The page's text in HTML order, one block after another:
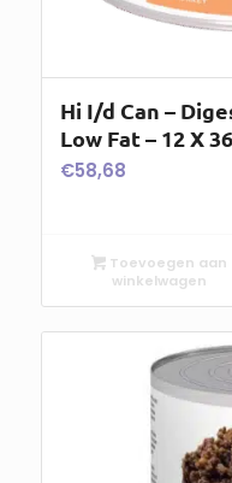
Hi I/d Can –
Low Fat – 12 X
€58,68
Toevoegen aan
winkelwagen